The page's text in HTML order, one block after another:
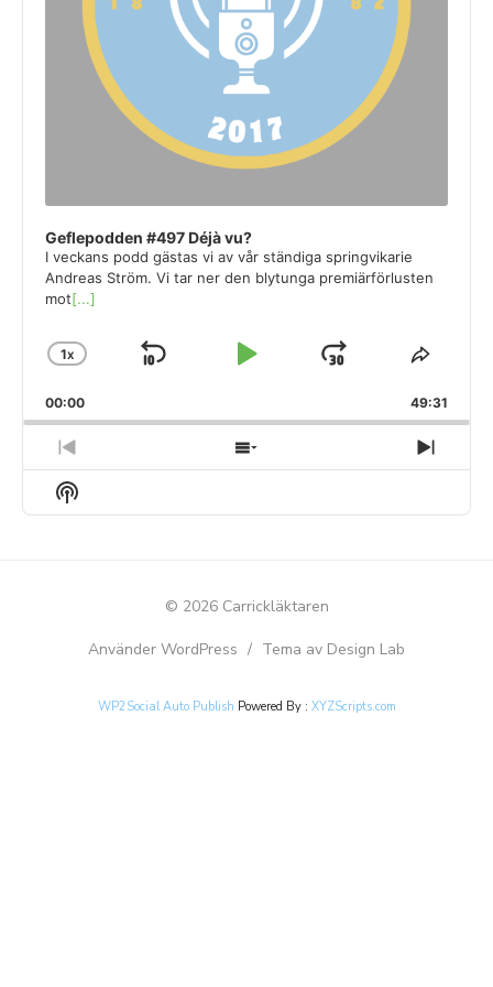
Geflepodden #497 Déjà vu?
I veckans podd gästas vi av vår ständiga springvikarie
Andreas Ström. Vi tar ner den blytunga premiärförlusten
mot[...]
CHANGE
RATE
1X
SKIP
PLAY JUMP
FORWARD
SHARE
00:00 49:31
PREVIOUS
EPISODE
SHOW
EPISODES
NEXT
Show
Podcast
© 2026 Carrickläktaren
Använder WordPress / Tema av Design Lab
WP2Social Auto Publish Powered By : XYZScripts.com